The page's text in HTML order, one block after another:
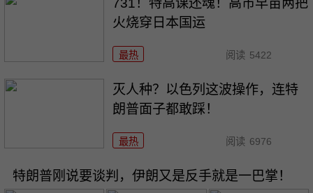
731！特高课还魂！高市早苗两把
火烧穿日本国运
最热 阅读 5422
灭人种？以色列这波操作，连特
朗普面子都敢踩！
最热 阅读 6976
特朗普刚说要谈判，伊朗又是反手就是一巴掌！